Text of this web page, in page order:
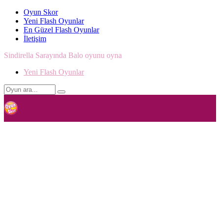
Oyun Skor
Yeni Flash Oyunlar
En Güzel Flash Oyunlar
İletişim
Sindirella Sarayında Balo oyunu oyna
Yeni Flash Oyunlar